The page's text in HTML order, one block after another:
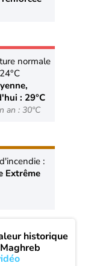
normale
: 29°C
an : 30°C
:
Extrême
historique